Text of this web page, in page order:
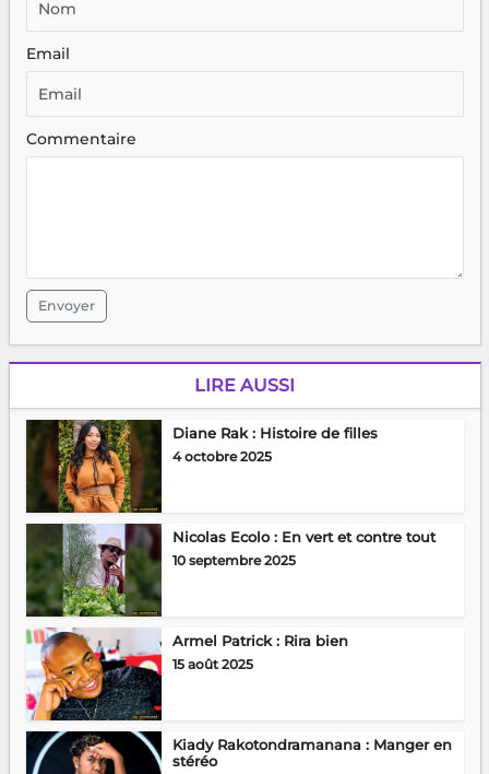
Email
Commentaire
Envoyer
LIRE AUSSI
Diane Rak : Histoire de filles
4 octobre 2025
Nicolas Ecolo : En vert et contre tout
10 septembre 2025
Armel Patrick : Rira bien
15 août 2025
Kiady Rakotondramanana : Manger en
stéréo